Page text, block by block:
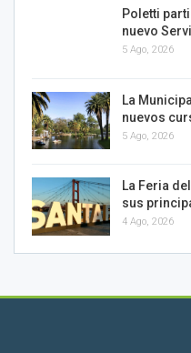
Poletti
nuevo
5 Ago, 2026
La
nuevos
5 Ago, 2026
La Feria
sus
4 Ago, 2026